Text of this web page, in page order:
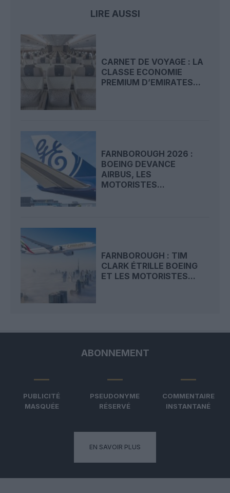
LIRE AUSSI
CARNET DE VOYAGE : LA
CLASSE ECONOMIE
PREMIUM D’EMIRATES...
FARNBOROUGH 2026 :
BOEING DEVANCE
AIRBUS, LES
MOTORISTES...
FARNBOROUGH : TIM
CLARK ÉTRILLE BOEING
ET LES MOTORISTES...
ABONNEMENT
PUBLICITÉ
MASQUÉE
PSEUDONYME
RÉSERVÉ
COMMENTAIRE
INSTANTANÉ
EN SAVOIR PLUS